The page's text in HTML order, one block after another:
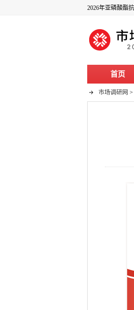
首页
市场调研网 >